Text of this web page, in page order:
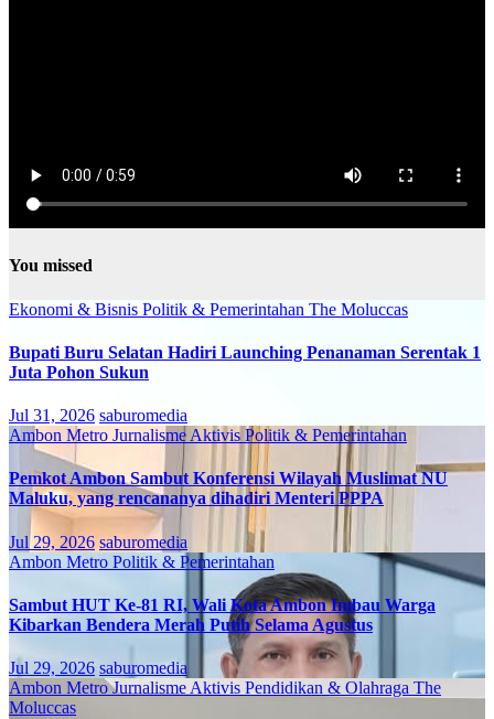
You missed
Ekonomi & Bisnis Politik & Pemerintahan The Moluccas
Bupati Buru Selatan Hadiri Launching Penanaman Serentak 1
Juta Pohon Sukun
Jul 31, 2026 saburomedia
Ambon Metro Jurnalisme Aktivis Politik & Pemerintahan
Pemkot Ambon Sambut Konferensi Wilayah Muslimat NU
Maluku, yang rencananya dihadiri Menteri PPPA
Jul 29, 2026 saburomedia
Ambon Metro Politik & Pemerintahan
Sambut HUT Ke-81 RI, Wali Kota Ambon Imbau Warga
Kibarkan Bendera Merah Putih Selama Agustus
Jul 29, 2026 saburomedia
Ambon MetroJurnalisme Aktivis Pendidikan & Olahraga The
Moluccas